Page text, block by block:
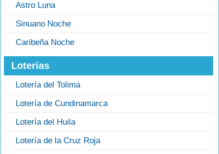
Astro Luna
Sinuano Noche
Caribeña Noche
Loterías
Lotería del Tolima
Lotería de Cundinamarca
Lotería del Huila
Lotería de la Cruz Roja